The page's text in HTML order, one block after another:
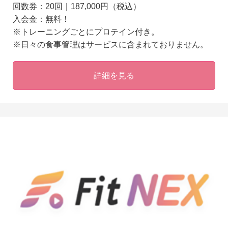
回数券：20回｜187,000円（税込）
入会金：無料！
※トレーニングごとにプロテイン付き。
※日々の食事管理はサービスに含まれておりません。
詳細を見る